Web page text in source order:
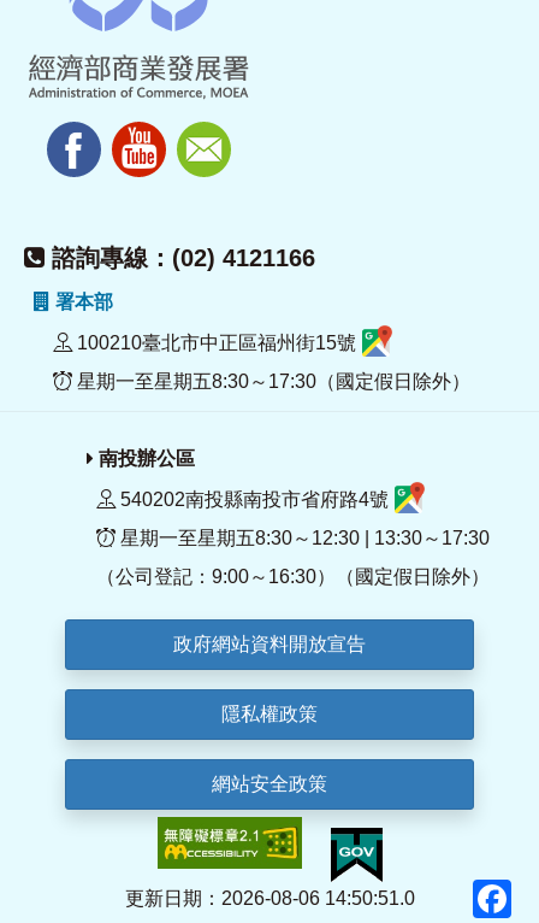
諮詢專線：(02) 4121166
署本部
100210臺北市中正區福州街15號
星期一至星期五8:30～17:30（國定假日除外）
南投辦公區
540202南投縣南投市省府路4號
星期一至星期五8:30～12:30 | 13:30～17:30
（公司登記：9:00～16:30）（國定假日除外）
政府網站資料開放宣告
隱私權政策
網站安全政策
更新日期：2026-08-06 14:50:51.0